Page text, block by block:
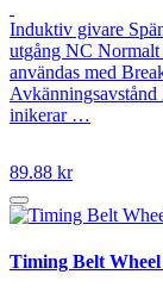
Induktiv givare
utgång NC Normalt
användas med
inikerar …
89.88 kr
Timing Belt